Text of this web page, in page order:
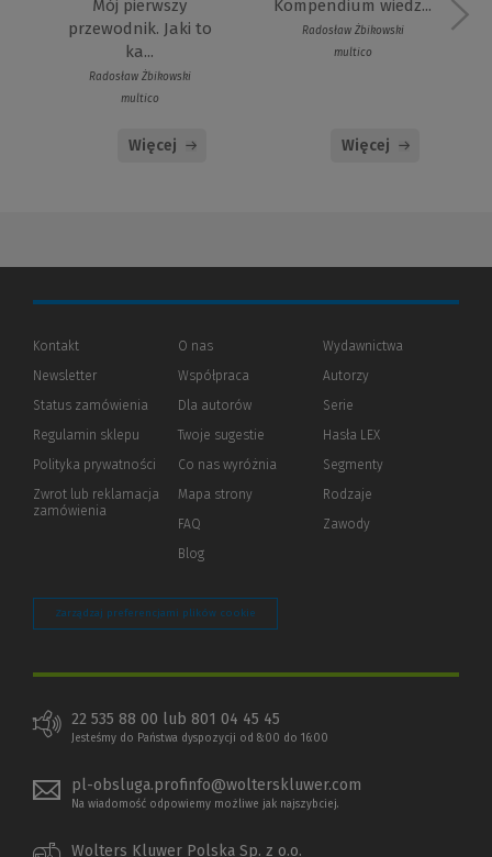
Mój pierwszy
przewodnik. Jaki to
ka...
Radosław Żbikowski
multico
Więcej
Kompendium wiedz...
Radosław Żbikowski
multico
Więcej
Kontakt
Newsletter
Status zamówienia
Regulamin sklepu
Polityka prywatności (Nowe
(Link
innej
Zwrot lub reklamacja
zamówienia
O nas
Współpraca
Dla autorów(Nowe
(Link
innej
strony)
Twoje sugestie
Co nas wyróżnia
Mapa strony
FAQ
Blog
Wydawnictwa
Autorzy
Serie
Hasła LEX
Segmenty
Rodzaje
Zawody
Zarządzaj preferencjami plików cookie
22 535 88 00 lub 801 04 45 45
Jesteśmy do Państwa dyspozycji od 8:00 do 16:00
pl-obsluga.profinfo@wolterskluwer.com
Na wiadomość odpowiemy możliwe jak najszybciej.
Wolters Kluwer Polska Sp. z o.o.